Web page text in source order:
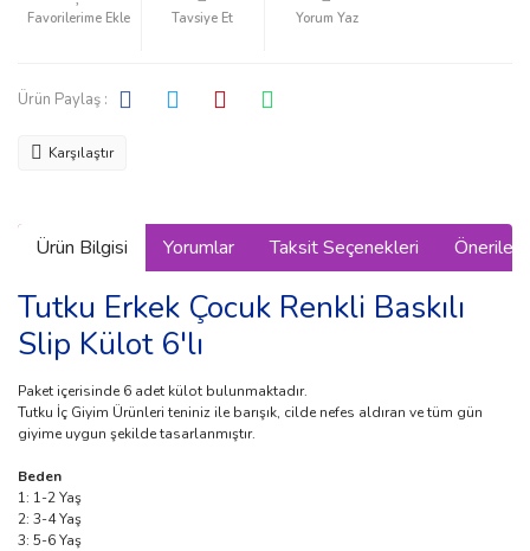
Tavsiye Et Yorum Yaz
Ürün Paylaş :
Karşılaştır
Ürün Bilgisi Yorumlar Taksit Seçenekleri
Tutku Erkek Çocuk Renkli Baskılı
Slip Külot 6'lı
Paket içerisinde 6 adet külot bulunmaktadır.
Tutku İç Giyim Ürünleri teniniz ile barışık, cilde nefes aldıran ve tüm gün
giyime uygun şekilde tasarlanmıştır.
Beden
1: 1-2 Yaş
2: 3-4 Yaş
3: 5-6 Yaş